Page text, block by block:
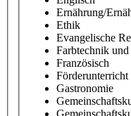
Ernährung/
Ethik
Evangelische
Farbtechnik
Französisch
Förderunterricht
Gastronomie